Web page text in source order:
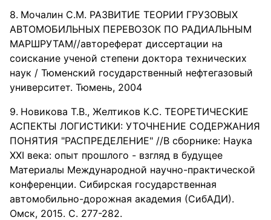
Мочалин С.М. РАЗВИТИЕ ТЕОРИИ ГРУЗОВЫХ
АВТОМОБИЛЬНЫХ ПЕРЕВОЗОК ПО РАДИАЛЬНЫМ
МАРШРУТАМ//автореферат диссертации на
соискание ученой степени доктора технических
наук / Тюменский государственный нефтегазовый
университет. Тюмень, 2004
Новикова Т.В., Желтиков К.С. ТЕОРЕТИЧЕСКИЕ
АСПЕКТЫ ЛОГИСТИКИ: УТОЧНЕНИЕ СОДЕРЖАНИЯ
ПОНЯТИЯ "РАСПРЕДЕЛЕНИЕ" //В сборнике: Наука
XXI века: опыт прошлого - взгляд в будущее
Материалы Международной научно-практической
конференции. Сибирская государственная
автомобильно-дорожная академия (СибАДИ).
Омск, 2015. С. 277-282.